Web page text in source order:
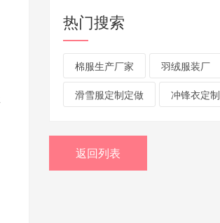
热门搜索
棉服生产厂家 羽绒服装厂
滑雪服定制定做 冲锋衣定制
返回列表